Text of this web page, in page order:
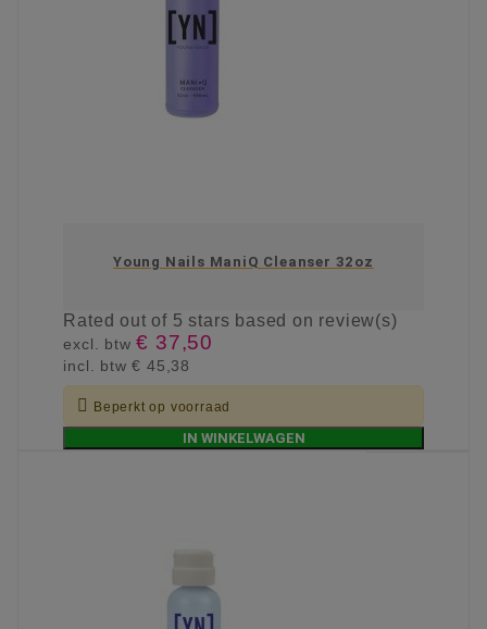
Young Nails ManiQ Cleanser 32oz
Ratedout of 5 stars based on review(s)
excl. btw€ 37,50
incl. btw€ 45,38
 Beperkt op voorraad
IN WINKELWAGEN